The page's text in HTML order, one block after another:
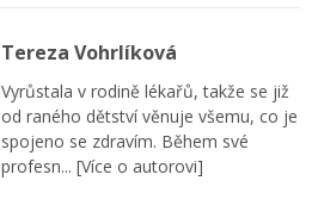
Tereza Vohrlíková
Vyrůstala v rodině lékařů, takže se již
od raného dětství věnuje všemu, co je
spojeno se zdravím. Během své
profesn... [Více o autorovi]